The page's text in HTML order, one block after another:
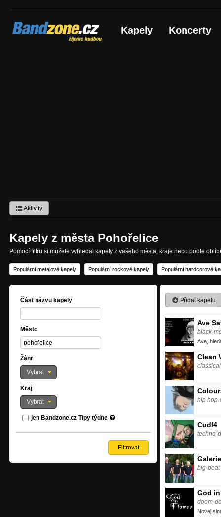
Bandzone.cz
žijeme hudbou Kapely Koncerty
Aktivity
Kapely z města Pohořelice
Pomocí filtru si můžete vyhledat kapely z vašeho města, kraje nebo podle
Populární metalové kapely Populární rockové kapely Populární hardcorové
Část názvu kapely
Město
Žánr
Vybrat
Kraj
Vybrat
jen Bandzone.cz Tipy týdne
Přidat kapelu
Ave
black-
Ave,
Clean
hip hop-
Cudl4
techno-
big-beat
God
doom-
Novej